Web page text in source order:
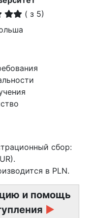
( з 5)
сбор:
в PLN.
и помощь
►